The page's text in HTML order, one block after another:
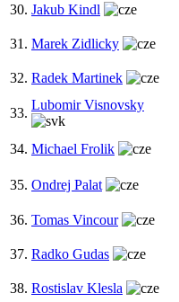
30. Jakub Kindl
31. Marek Zidlicky
32. Radek Martinek
33.
Lubomir Visnovsky
34. Michael Frolik
35. Ondrej Palat
36. Tomas Vincour
37. Radko Gudas
38. Rostislav Klesla